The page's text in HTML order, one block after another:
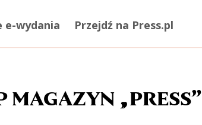
e-wydania Przejdź na Press.pl
MAGAZYN „PRESS”